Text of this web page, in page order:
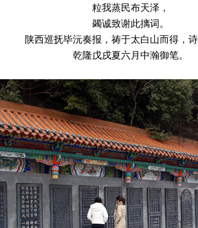
粒我蒸民布天泽，
蠲诚致谢此摛词。
陕西巡抚毕沅奏报，祷于太白山而得，
乾隆戊戌夏六月中瀚御笔。